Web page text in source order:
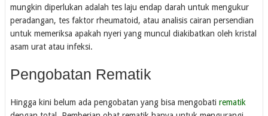
mungkin diperlukan adalah tes laju endap darah untuk mengukur
peradangan, tes faktor rheumatoid, atau analisis cairan persendian
untuk memeriksa apakah nyeri yang muncul diakibatkan oleh kristal
asam urat atau infeksi.
Pengobatan Rematik
Hingga kini belum ada pengobatan yang bisa mengobati rematik